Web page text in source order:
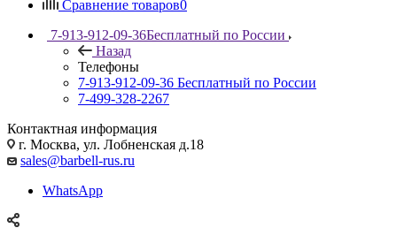
Сравнение товаров0
7-913-912-09-36Бесплатный по России
Назад
Телефоны
7-913-912-09-36 Бесплатный по России
7-499-328-2267
Контактная информация
г. Москва, ул. Лобненская д.18
sales@barbell-rus.ru
WhatsApp